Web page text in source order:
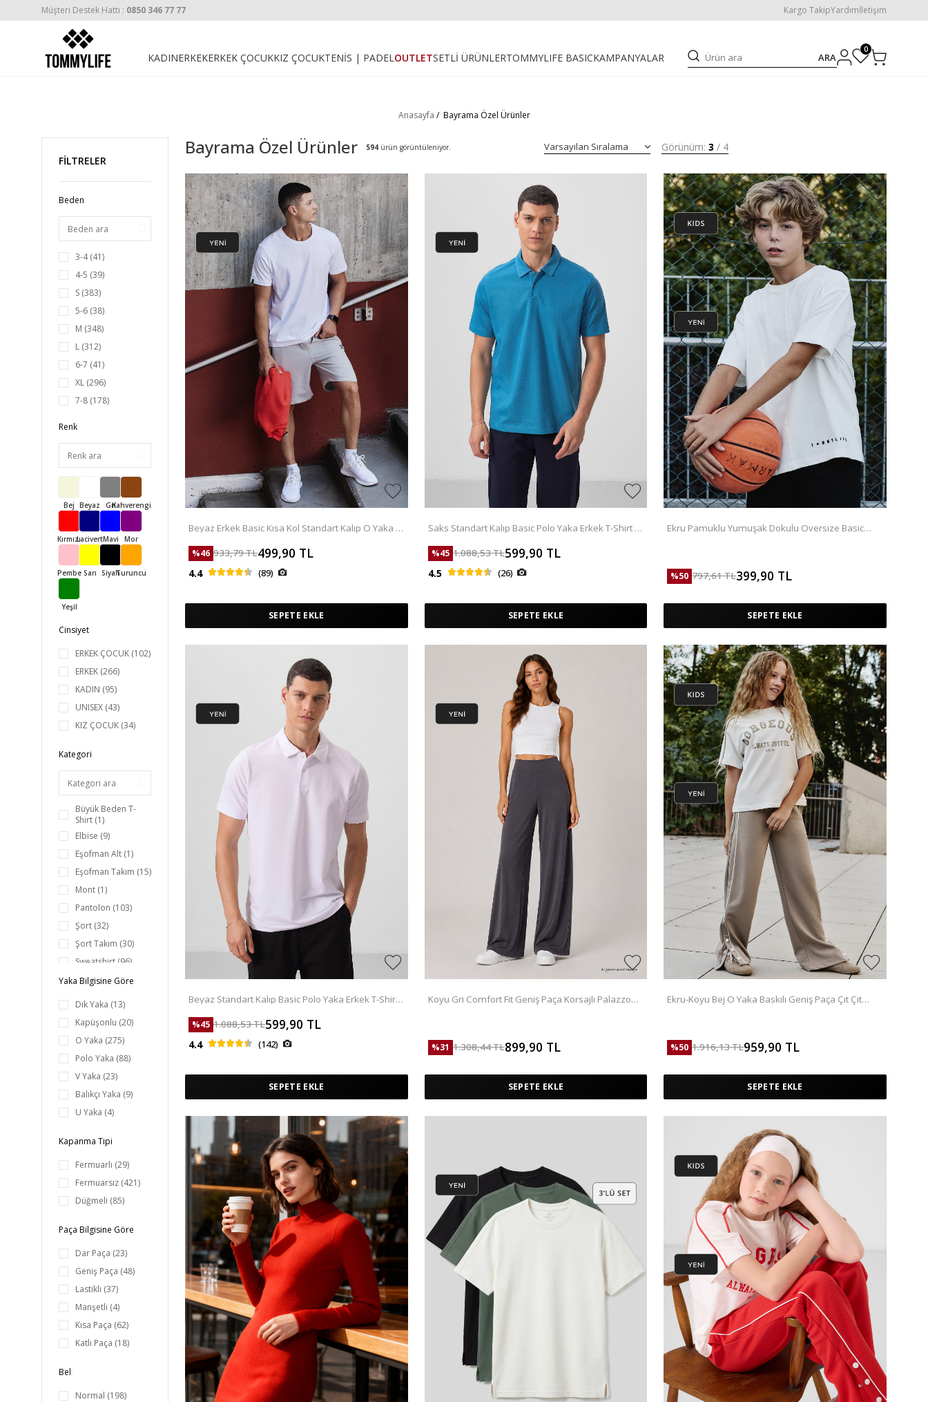
Müşteri Destek Hattı : 0850 346 77 77 Kargo TakipYardımİletişim
KADINERKEKERKEK ÇOCUKKIZ ÇOCUKTENİS | PADELOUTLETSETLİ ÜRÜNLERTOMMYLIFE BASICKAMPANYALAR ARA
0
Anasayfa / Bayrama Özel Ürünler
FİLTRELER
Beden
3-4(41)
4-5 (39)
S (383)
5-6 (38)
M (348)
L (312)
6-7 (41)
XL (296)
7-8 (178)
9-10(162)
4XL(20)
5XL(19)
12-13(133)
6XL
13-14
Renk
Bej Beyaz GriKahverengi
KırmızıLacivertMavi Mor
Pembe Sarı SiyahTuruncu
Yeşil
Cinsiyet
ERKEK ÇOCUK (102)
ERKEK (266)
KADIN (95)
UNISEX (43)
KIZ ÇOCUK (34)
Kategori
Büyük Beden T-
Shirt (1)
Elbise (9)
Eşofman Alt (1)
Eşofman Takım (15)
Mont (1)
Pantolon (103)
Şort (32)
Şort Takım (30)
Sweatshirt (96)
T-Shirt(137)
Yaka Bilgisine Göre
Dik Yaka (13)
Kapüşonlu (20)
O Yaka (275)
Polo Yaka (88)
V Yaka (23)
Balıkçı Yaka (9)
U Yaka (4)
Kapanma Tipi
Fermuarlı (29)
Fermuarsız (421)
Düğmeli (85)
Paça Bilgisine Göre
Dar Paça (23)
Geniş Paça (48)
Lastikli (37)
Manşetli (4)
Kısa Paça (62)
Katlı Paça (18)
Bel
Normal (198)
Bayrama Özel Ürünler 594 ürün görüntüleniyor. Görünüm: 3 / 4
Beyaz Erkek Basic Kısa Kol Standart Kalıp O Yaka T-
%46 933,79TL499,90 TL
4.4 (89)
SEPETE EKLE
Saks Standart Kalıp Basic Polo Yaka Erkek T-Shirt -
%45 1.088,53TL599,90 TL
4.5 (26)
SEPETE EKLE
Ekru Pamuklu Yumuşak Dokulu Oversize Basic
%50 797,61TL399,90 TL
SEPETE EKLE
Beyaz Standart Kalıp Basic Polo Yaka Erkek T-Shirt -
%45 1.088,53TL599,90 TL
4.4 (142)
SEPETE EKLE
Koyu Gri Comfort Fit Geniş Paça Korsajlı Palazzo
%31 1.308,44TL899,90 TL
SEPETE EKLE
Ekru-Koyu Bej O Yaka Baskılı Geniş Paça Çıt Çıt
%50 1.916,13TL959,90 TL
SEPETE EKLE